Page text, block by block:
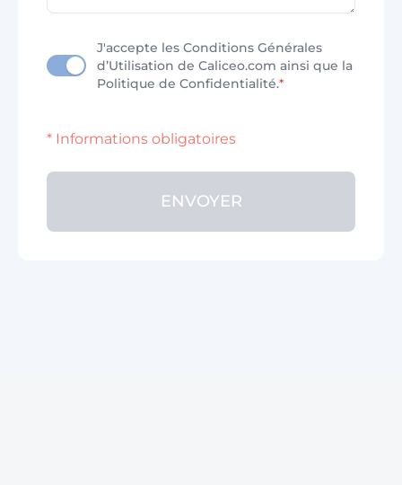
J'accepte les Conditions Générales
d’Utilisation de Caliceo.com ainsi que la
Politique de Confidentialité.*
* Informations obligatoires
ENVOYER